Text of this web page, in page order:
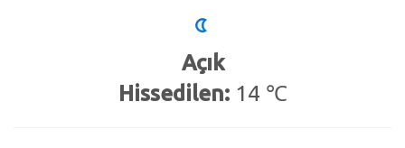
Açık
Hissedilen:14 ℃